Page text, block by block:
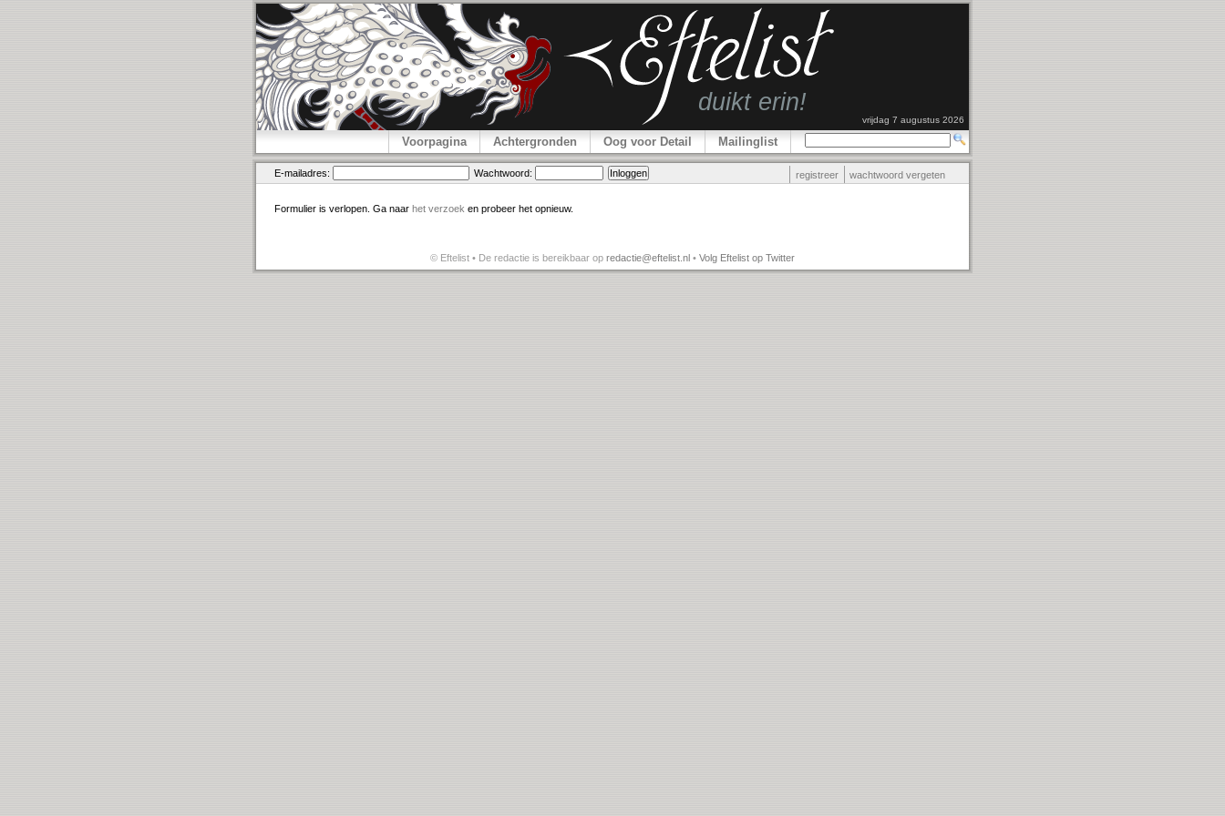
vrijdag 7 augustus 2026
Voorpagina Achtergronden Oog voor Detail Mailinglist
E-mailadres: Wachtwoord: registreer wachtwoord vergeten
Formulier is verlopen. Ga naar het verzoek en probeer het opnieuw.
© Eftelist • De redactie is bereikbaar op redactie@eftelist.nl • Volg Eftelist op Twitter